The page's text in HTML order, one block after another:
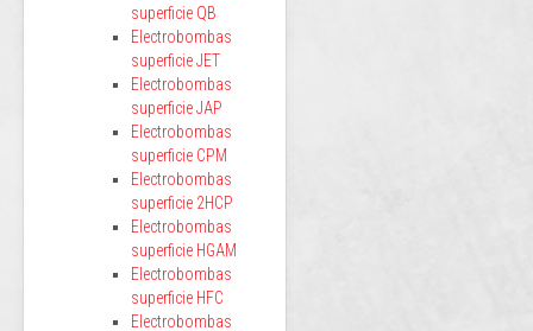
superficie QB
Electrobombas
superficie JET
Electrobombas
superficie JAP
Electrobombas
superficie CPM
Electrobombas
superficie 2HCP
Electrobombas
superficie HGAM
Electrobombas
superficie HFC
Electrobombas